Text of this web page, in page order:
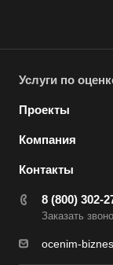
Услуги по
Проекты
Компания
Контакты
8 (800) 302-
Заказать
ocenim-
Вязьма
Вятские Поляны
Гай
Гатчина
Геленджик